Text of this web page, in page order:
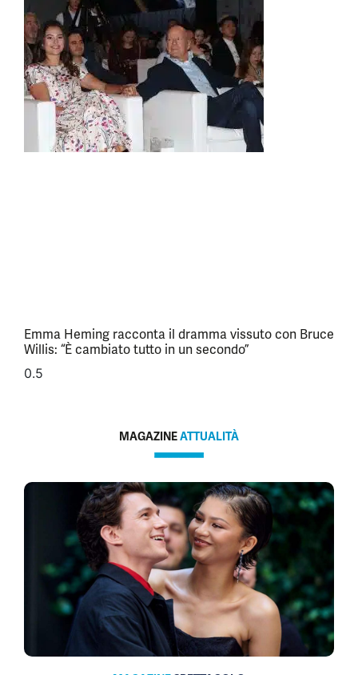
Emma Heming racconta il dramma vissuto con Bruce
Willis: “È cambiato tutto in un secondo”
MAGAZINEATTUALITÀ